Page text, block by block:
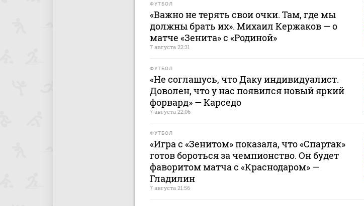
ФУТБОЛ
«Важно не терять свои очки. Там, где мы
должны брать их». Михаил Кержаков — о
матче «Зенита» с «Родиной»
7 августа 22:31
ФУТБОЛ
«Не соглашусь, что Даку индивидуалист.
Доволен, что у нас появился новый яркий
форвард» — Карседо
7 августа 22:06
ФУТБОЛ
«Игра с «Зенитом» показала, что «Спартак»
готов бороться за чемпионство. Он будет
фаворитом матча с «Краснодаром» —
Гладилин
7 августа 21:56